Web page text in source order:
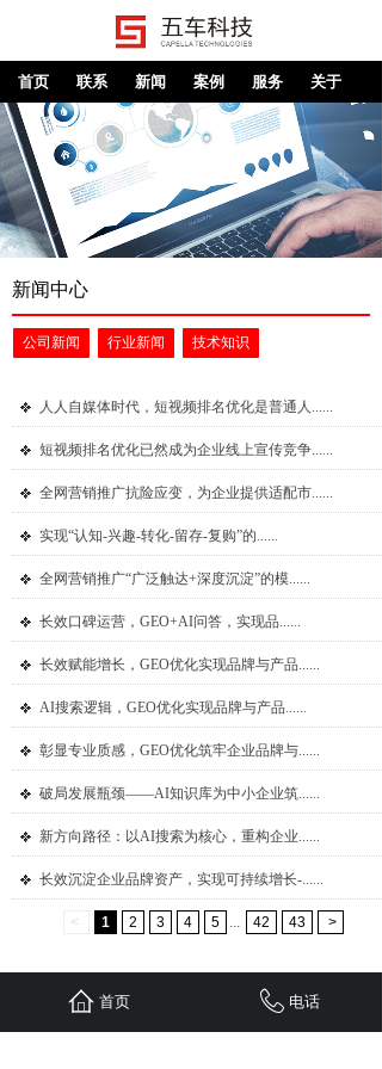
首页 联系 新闻 案例 服务 关于
新闻中心
公司新闻 行业新闻 技术知识
人人自媒体时代，短视频排名优化是普通人......
短视频排名优化已然成为企业线上宣传竞争......
全网营销推广抗险应变，为企业提供适配市......
实现“认知-兴趣-转化-留存-复购”的......
全网营销推广“广泛触达+深度沉淀”的模......
长效口碑运营，GEO+AI问答，实现品......
长效赋能增长，GEO优化实现品牌与产品......
AI搜索逻辑，GEO优化实现品牌与产品......
彰显专业质感，GEO优化筑牢企业品牌与......
破局发展瓶颈——AI知识库为中小企业筑......
新方向路径：以AI搜索为核心，重构企业......
长效沉淀企业品牌资产，实现可持续增长-......
< 1 2 3 4 5 ... 42 43 >
联系 服务 关于
首页 电话